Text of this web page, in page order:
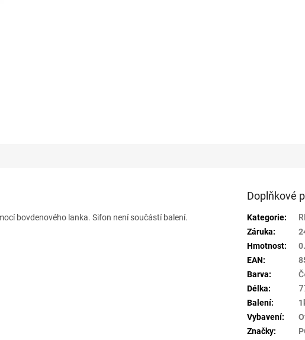
bovdenového lanka. Sifon není součástí balení.
Doplňkové
Kategorie:
Záruka:
Hmotnost:
EAN:
Barva:
Délka:
Balení:
Vybavení:
Značky: